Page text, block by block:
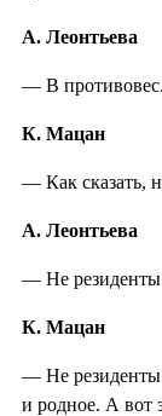
А. Леонтьева
— В противовес.
К. Мацан
— Как сказать,
А. Леонтьева
— Не
К. Мацан
— Не резиденты.
и родное. А вот